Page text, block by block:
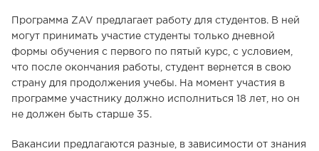
Программа ZAV предлагает работу для студентов. В ней
могут принимать участие студенты только дневной
формы обучения с первого по пятый курс, с условием,
что после окончания работы, студент вернется в свою
страну для продолжения учебы. На момент участия в
программе участнику должно исполниться 18 лет, но он
не должен быть старше 35.
Вакансии предлагаются разные, в зависимости от знания